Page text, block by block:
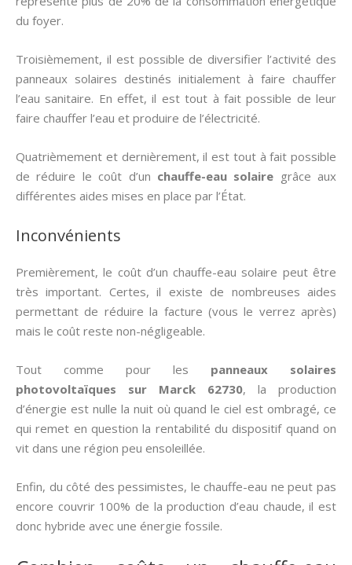
du foyer.
Troisièmement, il est possible de diversifier l’activité des
panneaux solaires destinés initialement à faire chauffer
l’eau sanitaire. En effet, il est tout à fait possible de leur
faire chauffer l’eau et produire de l’électricité.
Quatrièmement et dernièrement, il est tout à fait possible
de réduire le coût d’un chauffe-eau solaire grâce aux
différentes aides mises en place par l’État.
Inconvénients
Premièrement, le coût d’un chauffe-eau solaire peut être
très important. Certes, il existe de nombreuses aides
permettant de réduire la facture (vous le verrez après)
mais le coût reste non-négligeable.
Tout comme pour les panneaux solaires
photovoltaïques sur Marck 62730, la production
d’énergie est nulle la nuit où quand le ciel est ombragé, ce
qui remet en question la rentabilité du dispositif quand on
vit dans une région peu ensoleillée.
Enfin, du côté des pessimistes, le chauffe-eau ne peut pas
encore couvrir 100% de la production d’eau chaude, il est
donc hybride avec une énergie fossile.